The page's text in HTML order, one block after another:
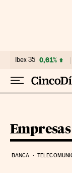
Ibex 35 0,61%
BANCA